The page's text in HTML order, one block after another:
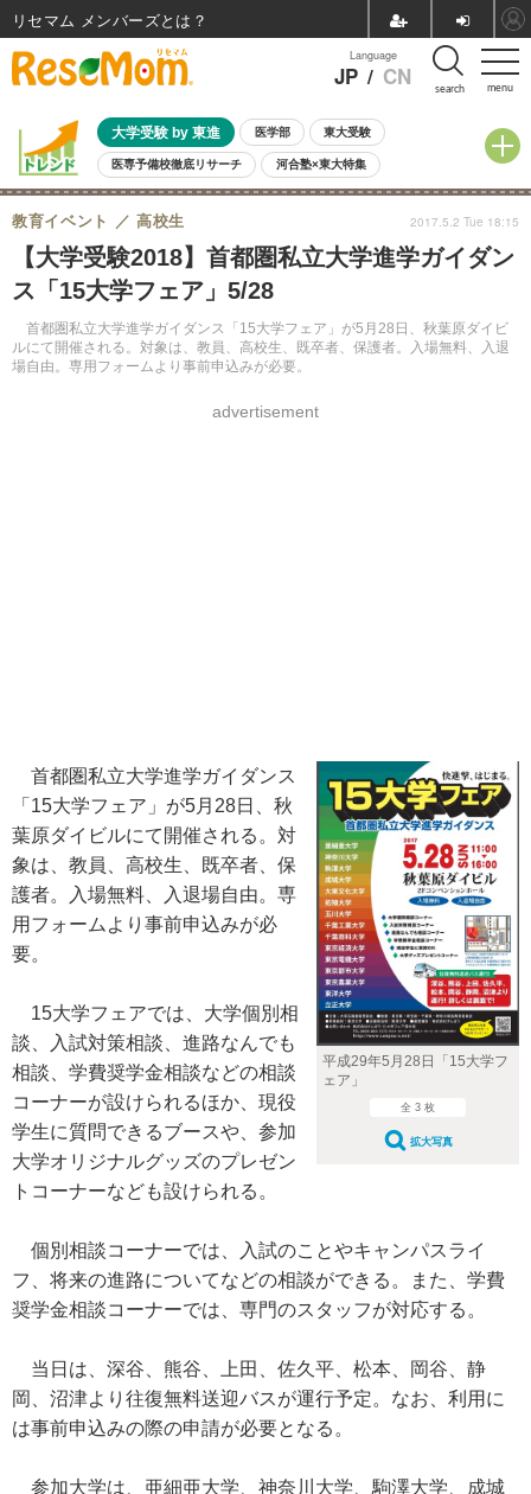
menu
Language
JP / CN search
大学受験 by 東進 医学部 東大受験
医専予備校徹底リサーチ 河合塾×東大特集
親子で考える大学選び 高校受験 中学受験 小学校受験
共通テスト 夏休み
8月開催イベント・WS 全国公立高校 過去問 人気記事
自由研究教材（小学生向け） 自由研究教材（中学生向け）
【大学受験2018】首都圏私立大学進学ガイダン
ス「15大学フェア」5/28
首都圏私立大学進学ガイダンス「15大学フェア」が5月28日、秋葉原ダイビ
ルにて開催される。対象は、教員、高校生、既卒者、保護者。入場無料、入退
場自由。専用フォームより事前申込みが必要。
教育イベント 高校生
advertisement
2017.5.2 Tue 18:15
平成29年5月28日「15大学フ
ェア」
全 3 枚
拡大写真
首都圏私立大学進学ガイダンス
「15大学フェア」が5月28日、秋
葉原ダイビルにて開催される。対
象は、教員、高校生、既卒者、保
護者。入場無料、入退場自由。専
用フォームより事前申込みが必
要。
15大学フェアでは、大学個別相
談、入試対策相談、進路なんでも
相談、学費奨学金相談などの相談
コーナーが設けられるほか、現役
学生に質問できるブースや、参加
大学オリジナルグッズのプレゼン
トコーナーなども設けられる。
個別相談コーナーでは、入試のことやキャンパスライ
フ、将来の進路についてなどの相談ができる。また、学費
奨学金相談コーナーでは、専門のスタッフが対応する。
当日は、深谷、熊谷、上田、佐久平、松本、岡谷、静
岡、沼津より往復無料送迎バスが運行予定。なお、利用に
は事前申込みの際の申請が必要となる。
参加大学は、亜細亜大学、神奈川大学、駒澤大学、成城
リセマム メンバーズ